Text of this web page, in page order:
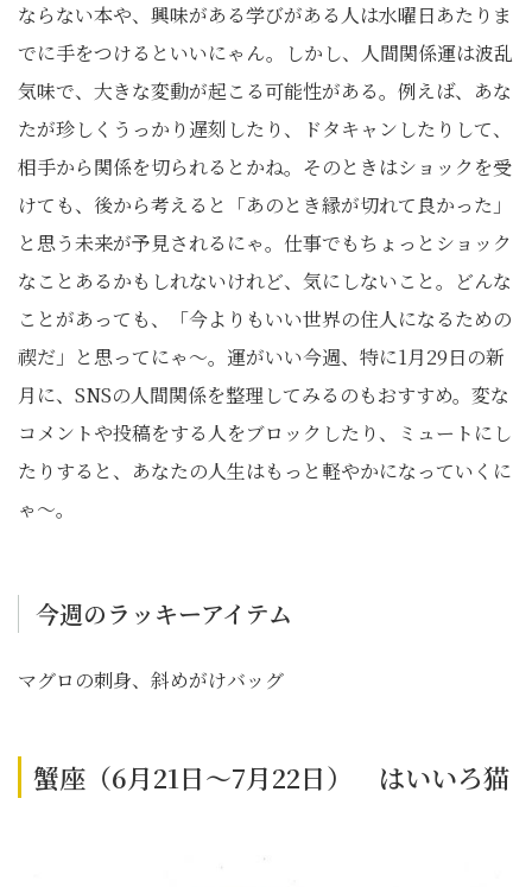
ならない本や、興味がある学びがある人は水曜日あたりま
でに手をつけるといいにゃん。しかし、人間関係運は波乱
気味で、大きな変動が起こる可能性がある。例えば、あな
たが珍しくうっかり遅刻したり、ドタキャンしたりして、
相手から関係を切られるとかね。そのときはショックを受
けても、後から考えると「あのとき縁が切れて良かった」
と思う未来が予見されるにゃ。仕事でもちょっとショック
なことあるかもしれないけれど、気にしないこと。どんな
ことがあっても、「今よりもいい世界の住人になるための
禊だ」と思ってにゃ〜。運がいい今週、特に1月29日の新
月に、SNSの人間関係を整理してみるのもおすすめ。変な
コメントや投稿をする人をブロックしたり、ミュートにし
たりすると、あなたの人生はもっと軽やかになっていくに
ゃ〜。
今週のラッキーアイテム
マグロの刺身、斜めがけバッグ
蟹座（6月21日～7月22日） はいいろ猫